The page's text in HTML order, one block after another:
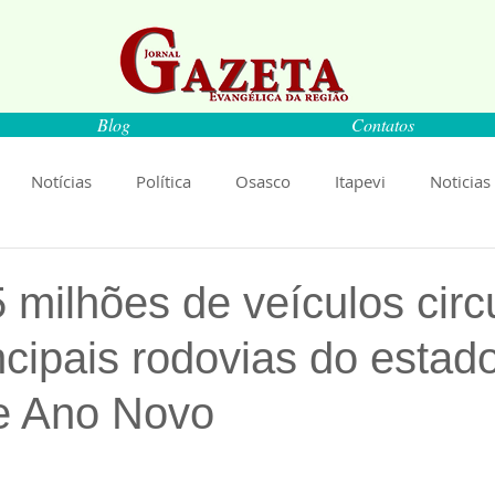
Blog Contatos
Notícias Política Osasco Itapevi Noticias
Ciência Saúde Educação Livro
milhões de veículos
rodovias do
Ano Novo
5 estrelas.